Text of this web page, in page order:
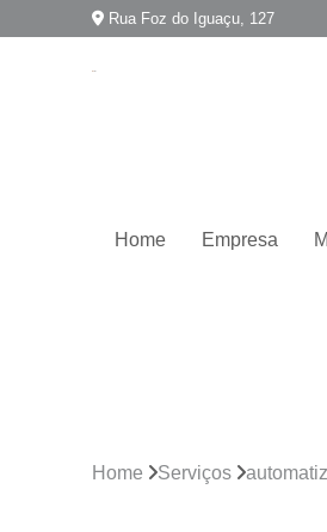
Rua Foz do Iguaçu, 127
Home Empresa
Home Serviços